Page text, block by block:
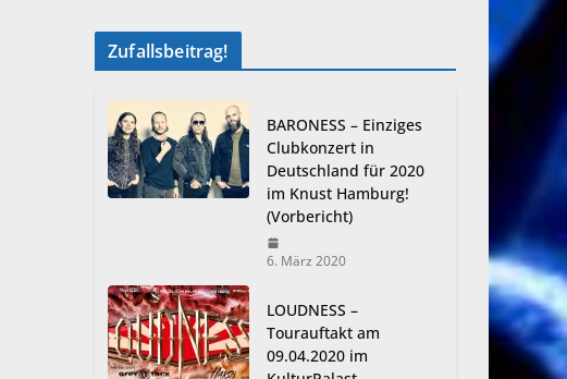
Zufallsbeitrag!
BARONESS – Einziges
Clubkonzert in
Deutschland für 2020
im Knust Hamburg!
(Vorbericht)
6. März 2020
LOUDNESS –
Tourauftakt am
09.04.2020 im